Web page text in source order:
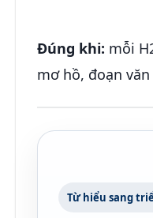
Đúng khi: mỗi
mơ hồ, đoạn
Từ hiểu sang